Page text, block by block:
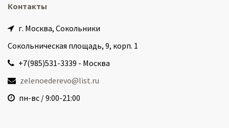
Контакты
г. Москва, Сокольники
Сокольническая площадь, 9, корп. 1
+7(985)531-3339 - Москва
zelenoederevo@list.ru
пн-вс / 9:00-21:00